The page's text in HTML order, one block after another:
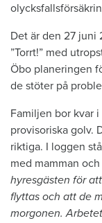
Det är den 27 juni
”Torrt!” med
Öbo planeringen
de stöter på
Familjen bor kvar
provisoriska golv.
riktiga. I loggen
med mamman
hyresgästen för
flyttas och att de
morgonen.